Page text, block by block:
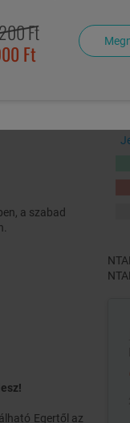
a szabad
Egertől az
Ft
Ft